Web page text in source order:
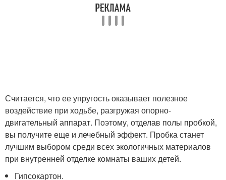
Считается, что ее упругость оказывает полезное
воздействие при ходьбе, разгружая опорно-
двигательный аппарат. Поэтому, отделав полы пробкой,
вы получите еще и лечебный эффект. Пробка станет
лучшим выбором среди всех экологичных материалов
при внутренней отделке комнаты ваших детей.
Гипсокартон.